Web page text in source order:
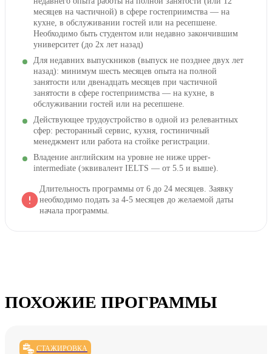
месяцев на частичной) в сфере гостеприимства — на
кухне, в обслуживании гостей или на ресепшене.
Необходимо быть студентом или недавно закончившим
университет (до 2х лет назад)
Для недавних выпускников (выпуск не позднее двух лет
назад): минимум шесть месяцев опыта на полной
занятости или двенадцать месяцев при частичной
занятости в сфере гостеприимства — на кухне, в
обслуживании гостей или на ресепшене.
Действующее трудоустройство в одной из релевантных
сфер: ресторанный сервис, кухня, гостиничный
менеджмент или работа на стойке регистрации.
Владение английским на уровне не ниже upper-
intermediate (эквивалент IELTS — от 5.5 и выше).
Длительность программы от 6 до 24 месяцев. Заявку
необходимо подать за 4-5 месяцев до желаемой даты
начала программы.
ПОХОЖИЕ ПРОГРАММЫ
СТАЖИРОВКА